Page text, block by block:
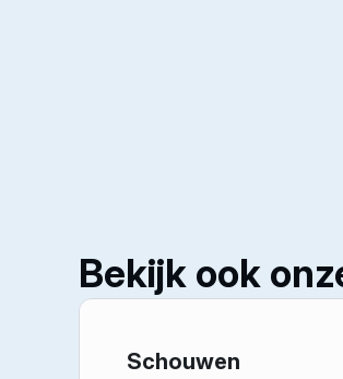
Bekijk ook
Schouwen